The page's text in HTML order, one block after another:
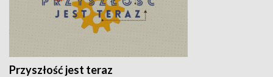
Przyszłość jest teraz